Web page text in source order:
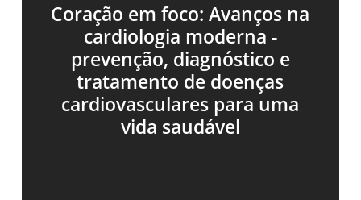
Coração em foco: Avanços na
cardiologia moderna -
prevenção, diagnóstico e
tratamento de doenças
cardiovasculares para uma
vida saudável